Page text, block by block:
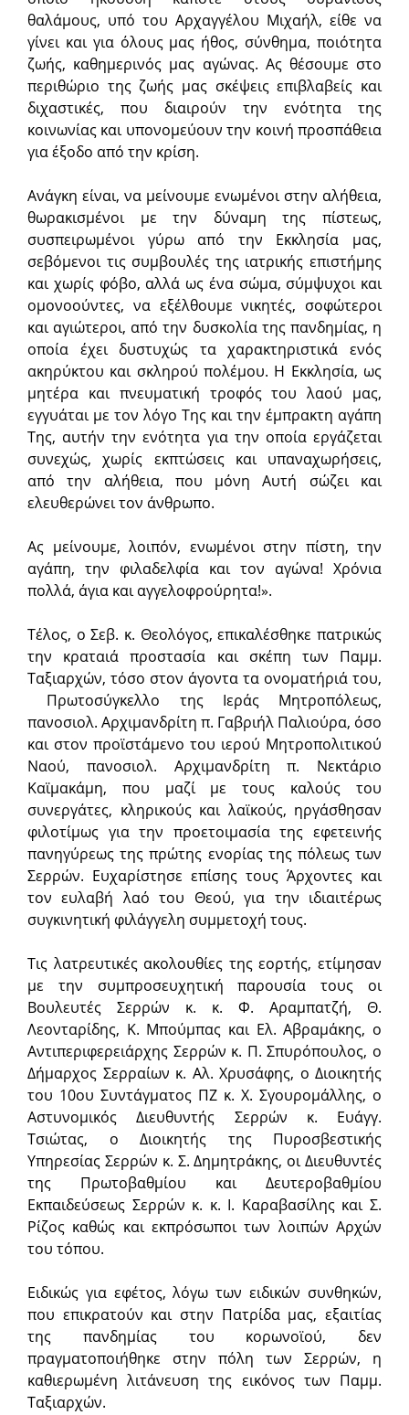
θαλάμους, υπό του Αρχαγγέλου Μιχαήλ, είθε να
γίνει και για όλους μας ήθος, σύνθημα, ποιότητα
ζωής, καθημερινός μας αγώνας. Ας θέσουμε στο
περιθώριο της ζωής μας σκέψεις επιβλαβείς και
διχαστικές, που διαιρούν την ενότητα της
κοινωνίας και υπονομεύουν την κοινή προσπάθεια
για έξοδο από την κρίση.
Ανάγκη είναι, να μείνουμε ενωμένοι στην αλήθεια,
θωρακισμένοι με την δύναμη της πίστεως,
συσπειρωμένοι γύρω από την Εκκλησία μας,
σεβόμενοι τις συμβουλές της ιατρικής επιστήμης
και χωρίς φόβο, αλλά ως ένα σώμα, σύμψυχοι και
ομονοούντες, να εξέλθουμε νικητές, σοφώτεροι
και αγιώτεροι, από την δυσκολία της πανδημίας, η
οποία έχει δυστυχώς τα χαρακτηριστικά ενός
ακηρύκτου και σκληρού πολέμου. Η Εκκλησία, ως
μητέρα και πνευματική τροφός του λαού μας,
εγγυάται με τον λόγο Της και την έμπρακτη αγάπη
Της, αυτήν την ενότητα για την οποία εργάζεται
συνεχώς, χωρίς εκπτώσεις και υπαναχωρήσεις,
από την αλήθεια, που μόνη Αυτή σώζει και
ελευθερώνει τον άνθρωπο.
Ας μείνουμε, λοιπόν, ενωμένοι στην πίστη, την
αγάπη, την φιλαδελφία και τον αγώνα! Χρόνια
πολλά, άγια και αγγελοφρούρητα!».
Τέλος, ο Σεβ. κ. Θεολόγος, επικαλέσθηκε πατρικώς
την κραταιά προστασία και σκέπη των Παμμ.
Ταξιαρχών, τόσο στον άγοντα τα ονοματήριά του,
Πρωτοσύγκελλο της Ιεράς Μητροπόλεως,
πανοσιολ. Αρχιμανδρίτη π. Γαβριήλ Παλιούρα, όσο
και στον προϊστάμενο του ιερού Μητροπολιτικού
Ναού, πανοσιολ. Αρχιμανδρίτη π. Νεκτάριο
Καϊμακάμη, που μαζί με τους καλούς του
συνεργάτες, κληρικούς και λαϊκούς, ηργάσθησαν
φιλοτίμως για την προετοιμασία της εφετεινής
πανηγύρεως της πρώτης ενορίας της πόλεως των
Σερρών. Ευχαρίστησε επίσης τους Άρχοντες και
τον ευλαβή λαό του Θεού, για την ιδιαιτέρως
συγκινητική φιλάγγελη συμμετοχή τους.
Τις λατρευτικές ακολουθίες της εορτής, ετίμησαν
με την συμπροσευχητική παρουσία τους οι
Βουλευτές Σερρών κ. κ. Φ. Αραμπατζή, Θ.
Λεονταρίδης, Κ. Μπούμπας και Ελ. Αβραμάκης, ο
Αντιπεριφερειάρχης Σερρών κ. Π. Σπυρόπουλος, ο
Δήμαρχος Σερραίων κ. Αλ. Χρυσάφης, ο Διοικητής
του 10ου Συντάγματος ΠΖ κ. Χ. Σγουρομάλλης, ο
Αστυνομικός Διευθυντής Σερρών κ. Ευάγγ.
Τσιώτας, ο Διοικητής της Πυροσβεστικής
Υπηρεσίας Σερρών κ. Σ. Δημητράκης, οι Διευθυντές
της Πρωτοβαθμίου και Δευτεροβαθμίου
Εκπαιδεύσεως Σερρών κ. κ. Ι. Καραβασίλης και Σ.
Ρίζος καθώς και εκπρόσωποι των λοιπών Αρχών
του τόπου.
Ειδικώς για εφέτος, λόγω των ειδικών συνθηκών,
που επικρατούν και στην Πατρίδα μας, εξαιτίας
της πανδημίας του κορωνοϊού, δεν
πραγματοποιήθηκε στην πόλη των Σερρών, η
καθιερωμένη λιτάνευση της ει­κό­νος των Παμμ.
Ταξιαρχών.